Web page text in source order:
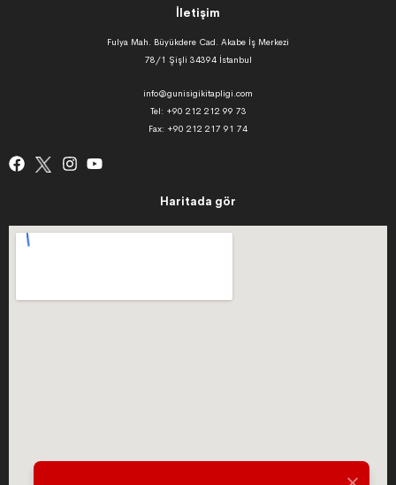
İletişim
Fulya Mah. Büyükdere Cad. Akabe İş Merkezi
78/1 Şişli 34394 İstanbul
info@gunisigikitapligi.com
Tel: +90 212 212 99 73
Fax: +90 212 217 91 74
Haritada gör